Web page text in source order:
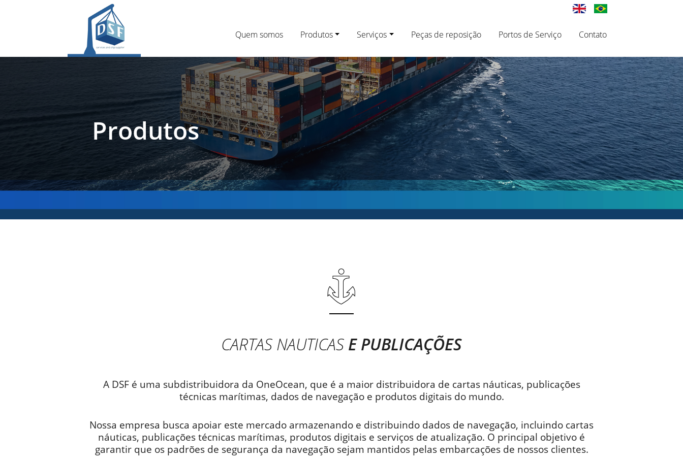
Quem somos Produtos Serviços Peças de reposição Portos de Serviço Contato
Produtos
CARTAS NAUTICAS E PUBLICAÇÕES
A DSF é uma subdistribuidora da OneOcean, que é a maior distribuidora de cartas náuticas, publicações
técnicas marítimas, dados de navegação e produtos digitais do mundo.
Nossa empresa busca apoiar este mercado armazenando e distribuindo dados de navegação, incluindo cartas
náuticas, publicações técnicas marítimas, produtos digitais e serviços de atualização. O principal objetivo é
garantir que os padrões de segurança da navegação sejam mantidos pelas embarcações de nossos clientes.